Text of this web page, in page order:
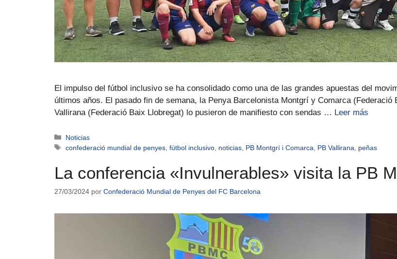
El impulso del fútbol inclusivo se ha consolidado como una de las grandes apuestas del
últimos años. El pasado fin de semana, la Penya Barcelonista Montgrí y Comarca
Vallirana (Federació Baix Llobregat) lo pusieron de manifiesto con sendas … Leer más
Noticias
confederació mundial de penyes ,fútbol inclusivo noticias PB Montgrí i Comarca PB Vallirana peñas
La conferencia «Invulnerables» visita la PB
27/03/2024 por Confederació Mundial de Penyes del FC Barcelona